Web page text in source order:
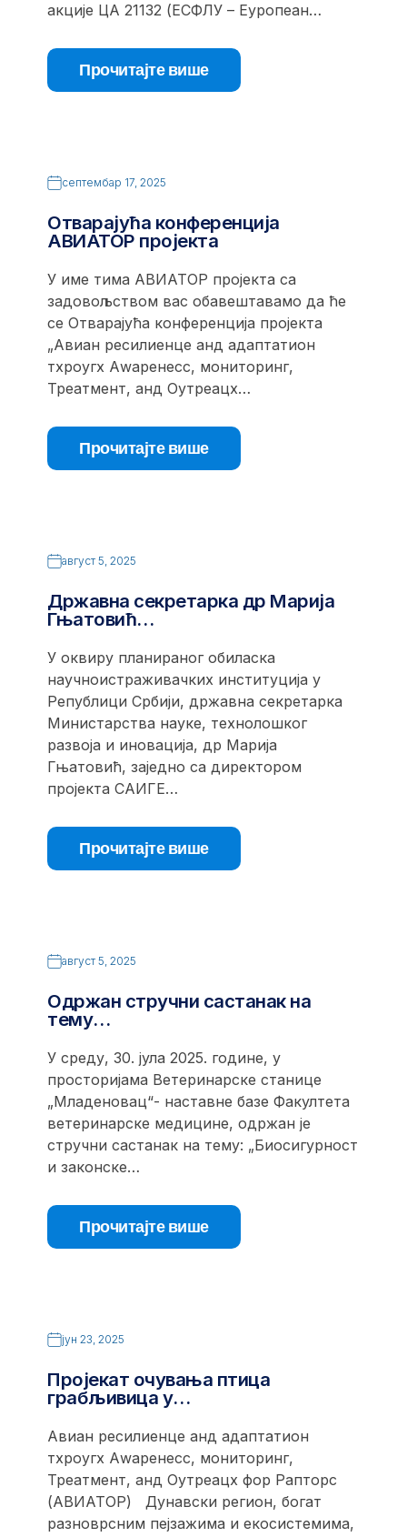
акције ЦА 21132 (ЕСФЛУ – Еуропеан…
Прочитајте више
септембар 17, 2025
Отварајућа конференција
АВИАТОР пројекта
У име тима АВИАТОР пројекта са
задовољством вас обавештавамо да ће
се Отварајућа конференција пројекта
„Авиан ресилиенце анд адаптатион
тхроугх Аwаренесс, мониторинг,
Треатмент, анд Оутреацх…
Прочитајте више
август 5, 2025
Државна секретарка др Марија
Гњатовић…
У оквиру планираног обиласка
научноистраживачких институција у
Републици Србији, државна секретарка
Министарства науке, технолошког
развоја и иновација, др Марија
Гњатовић, заједно са директором
пројекта САИГЕ…
Прочитајте више
август 5, 2025
Одржан стручни састанак на
тему…
У среду, 30. јула 2025. године, у
просторијама Ветеринарске станице
„Младеновац“- наставне базе Факултета
ветеринарске медицине, одржан је
стручни састанак на тему: „Биосигурност
и законске…
Прочитајте више
јун 23, 2025
Пројекат очувања птица
грабљивица у…
Авиан ресилиенце анд адаптатион
тхроугх Аwаренесс, мониторинг,
Треатмент, анд Оутреацх фор Рапторс
(АВИАТОР) Дунавски регион, богат
разноврсним пејзажима и екосистемима,